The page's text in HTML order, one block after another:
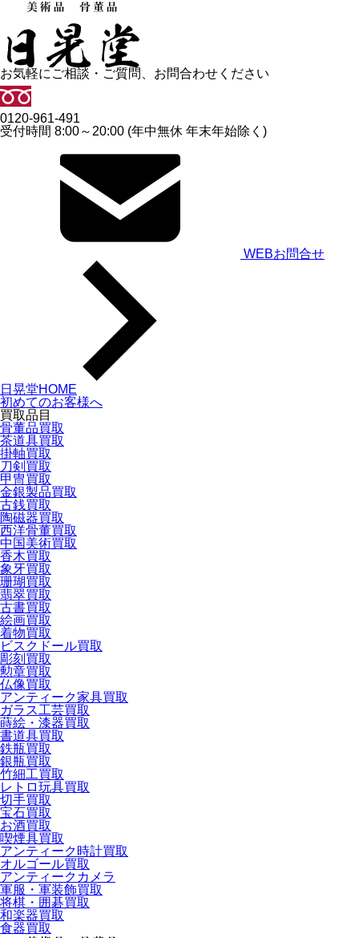
お気軽にご相談・ご質問、お問合わせください
0120-961-491
受付時間 8:00～20:00 (年中無休 年末年始除く)
WEBお問合せ
日晃堂HOME
初めてのお客様へ
買取品目
骨董品買取
茶道具買取
掛軸買取
刀剣買取
甲冑買取
金銀製品買取
古銭買取
陶磁器買取
西洋骨董買取
中国美術買取
香木買取
象牙買取
珊瑚買取
翡翠買取
古書買取
絵画買取
着物買取
ビスクドール買取
彫刻買取
勲章買取
仏像買取
アンティーク家具買取
ガラス工芸買取
蒔絵・漆器買取
書道具買取
鉄瓶買取
銀瓶買取
竹細工買取
レトロ玩具買取
切手買取
宝石買取
お酒買取
喫煙具買取
アンティーク時計買取
オルゴール買取
アンティークカメラ
軍服・軍装飾買取
将棋・囲碁買取
和楽器買取
食器買取